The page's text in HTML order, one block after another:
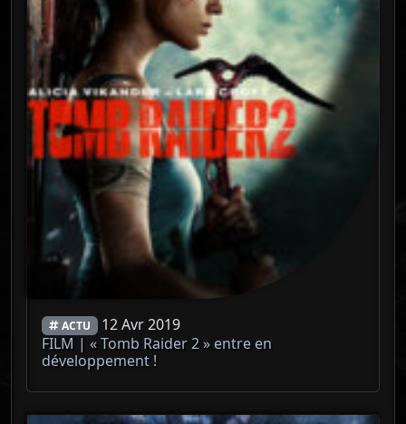
ACTU 12 Avr 2019
FILM | « Tomb Raider 2 » entre en
développement !